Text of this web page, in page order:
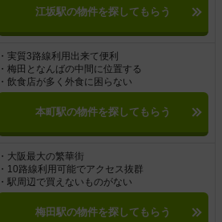
江坂駅の物件を探してもらう
・実質3路線利用出来て便利
・梅田となんばの中間に位置する
・飲食店が多く外食に困らない
本町駅の物件を探してもらう
・大阪最大の繁華街
・10路線利用可能でアクセス抜群
・駅周辺で買えないものがない
梅田駅の物件を探してもらう